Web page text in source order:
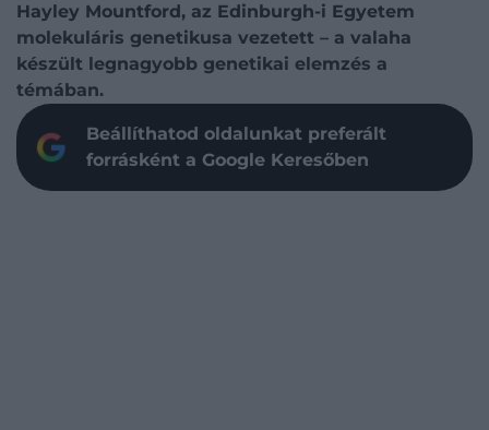
Hayley Mountford, az Edinburgh-i Egyetem
molekuláris genetikusa vezetett – a valaha
készült legnagyobb genetikai elemzés a
témában.
Beállíthatod oldalunkat preferált
forrásként a Google Keresőben